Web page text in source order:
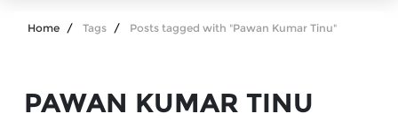
Home Tags Posts tagged with "Pawan Kumar Tinu"
PAWAN KUMAR TINU